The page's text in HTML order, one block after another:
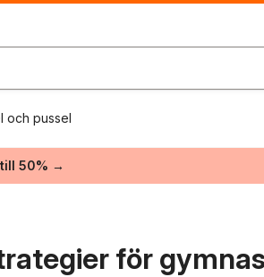
och pussel
50% →
för